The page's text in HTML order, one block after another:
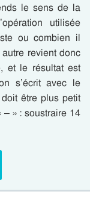
le sens de la
utilisée
ou combien il
revient donc
et le résultat est
s’écrit avec le
être plus petit
– » : soustraire 14